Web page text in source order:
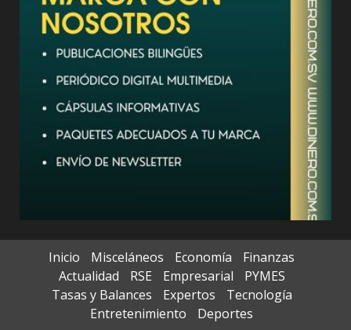
Inicio Misceláneos Economía
Finanzas
Actualidad
RSE Empresarial
PYMES
Tasas y Balances
Expertos
Tecnología
Entretenimiento
Deportes